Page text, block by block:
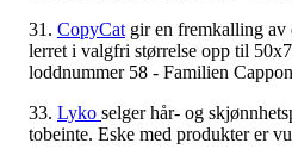
31. CopyCat gir en fremkalling av
lerret i valgfri størrelse opp til
loddnummer 58 - Familien
33. Lyko selger hår- og
tobeinte. Eske med produkter er